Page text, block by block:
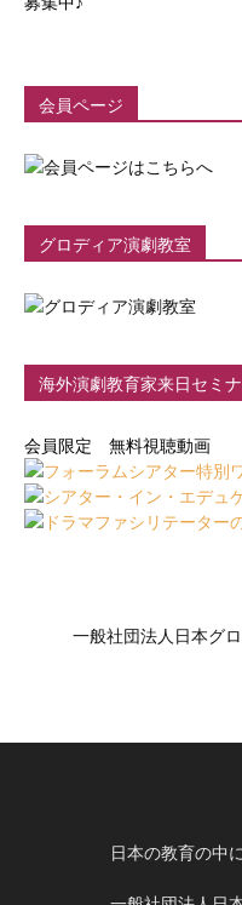
会員ページ
グロディア演劇教室
海外演劇教育家来日セミ
会員限定 無料視聴動画
一般社団法人日本グ
日本の教育の中